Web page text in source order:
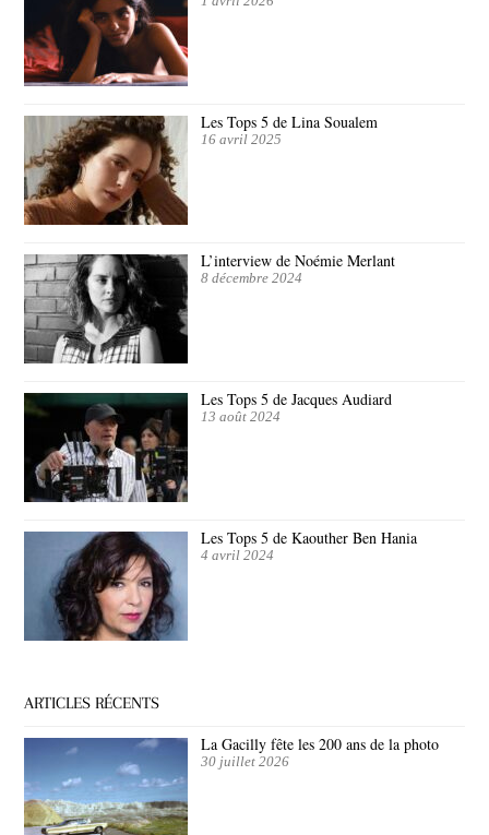
Les Tops 5 de Lina Soualem
16 avril 2025
L’interview de Noémie Merlant
8 décembre 2024
Les Tops 5 de Jacques Audiard
13 août 2024
Les Tops 5 de Kaouther Ben Hania
4 avril 2024
ARTICLES RÉCENTS
La Gacilly fête les 200 ans de la photo
30 juillet 2026